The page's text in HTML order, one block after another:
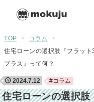
TOP > コラム >
住宅ローンの選択肢『フラッ
プラス』って何？
2024.7.12 #コラム
住宅ローンの選択